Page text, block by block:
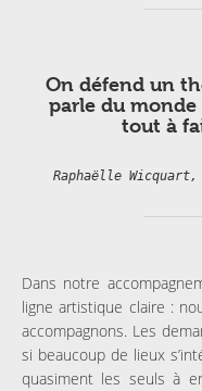
On défend un
parle du monde
tout à
Raphaëlle
Dans notre
ligne artistique claire :
accompagnons. Les
si beaucoup de lieux
quasiment les seuls à